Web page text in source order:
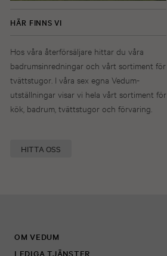
HÄR FINNS VI
Hos våra återförsäljare hittar du våra
badrumsinredningar och vårt sortiment för
tvättstugor. I våra sex egna Vedum-
utställningar visar vi hela vårt sortiment för
kök, badrum, tvättstugor och förvaring.
HITTA OSS
OM VEDUM
LEDIGA TJÄNSTER